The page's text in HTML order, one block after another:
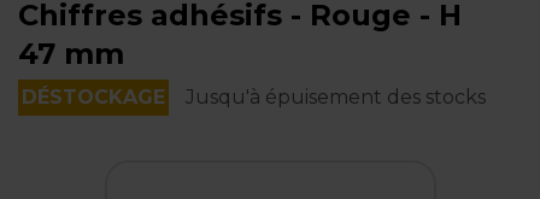
Chiffres adhésifs - Rouge - H
47 mm
DÉSTOCKAGE Jusqu'à épuisement des stocks